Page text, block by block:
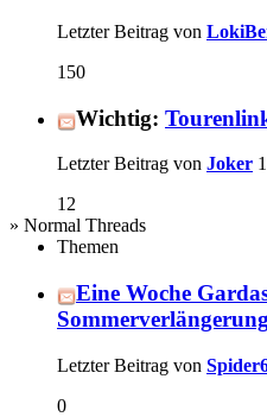
Letzter Beitrag von
150
Wichtig:
Letzter Beitrag von Joker
12
» Normal Threads
Themen
Eine Woche
Letzter Beitrag von
0